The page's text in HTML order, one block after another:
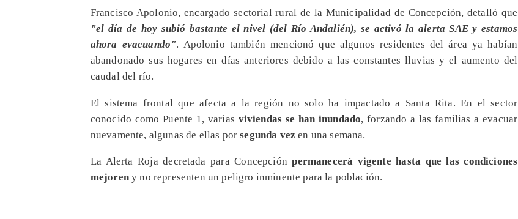
Francisco Apolonio, encargado sectorial rural de la Municipalidad de Concepción, detalló que
"el día de hoy subió bastante el nivel (del Río Andalién), se activó la alerta SAE y estamos
ahora evacuando". Apolonio también mencionó que algunos residentes del área ya habían
abandonado sus hogares en días anteriores debido a las constantes lluvias y el aumento del
caudal del río.
El sistema frontal que afecta a la región no solo ha impactado a Santa Rita. En el sector
conocido como Puente 1, varias viviendas se han inundado, forzando a las familias a evacuar
nuevamente, algunas de ellas porsegunda vez en una semana.
La Alerta Roja decretada para Concepciónpermanecerá vigente hasta que las condiciones
mejoreny no representen un peligro inminente para la población.